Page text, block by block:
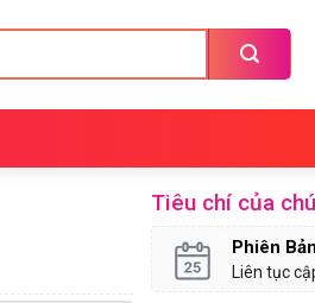
Tiêu chí của
Phiên
Liên tục